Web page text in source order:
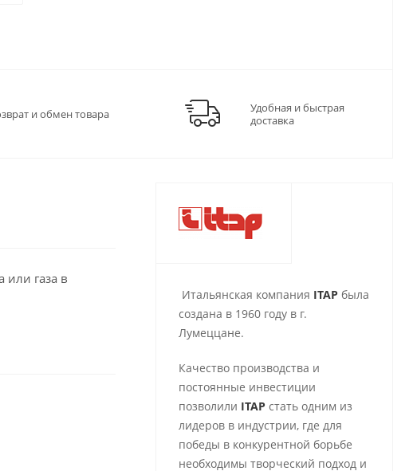
и обмен товара
Удобная и быстрая
доставка
или газа в
Итальянская компания ITAP была
создана в 1960 году в г.
Лумеццане.
Качество производства и
постоянные инвестиции
позволили ITAP стать одним из
лидеров в индустрии, где для
победы в конкурентной борьбе
необходимы творческий подход и